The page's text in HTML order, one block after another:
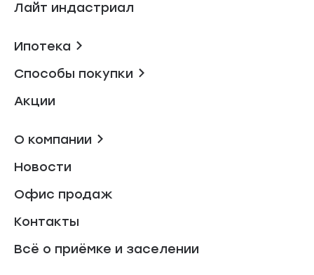
Лайт индастриал
Ипотека
Способы покупки
Акции
О компании
Новости
Офис продаж
Контакты
Всё о приёмке и заселении